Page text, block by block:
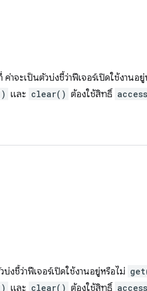
าจะเป็นตัวบ่งชี้ว่าฟีเจอร์เปิดใช้งานอ
และ clear() ต้องใช้สิทธิ์
บ่งชี้ว่าฟีเจอร์เปิดใช้งานอยู่หรือไม่
และ clear() ต้องใช้สิทธิ์